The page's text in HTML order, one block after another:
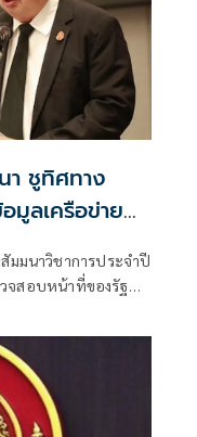
ชูทิศทาง
มูลเครือข่าย
มมนาวิชาการประจำปี
จสอบหน้าที่ของรัฐ
งานภาคี นักวิชาการ
รู้และประสบการณ์
ฐให้มีประสิทธิภาพ
และป้องกันไม่ให้เกิด